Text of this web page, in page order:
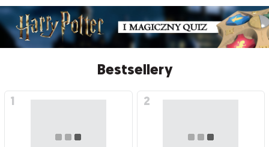
Bestsellery